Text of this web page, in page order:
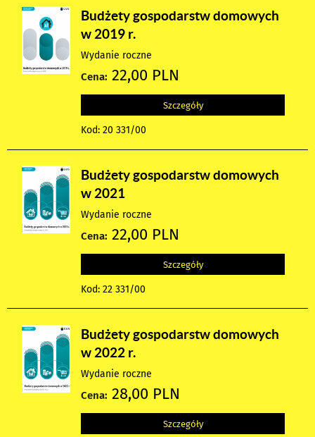
Budżety gospodarstw domowych
w 2019 r.
Wydanie roczne
Cena: 22,00 PLN
Szczegóły
Kod: 20 331/00
Budżety gospodarstw domowych
w 2021
Wydanie roczne
Cena: 22,00 PLN
Szczegóły
Kod: 22 331/00
Budżety gospodarstw domowych
w 2022 r.
Wydanie roczne
Cena: 28,00 PLN
Szczegóły